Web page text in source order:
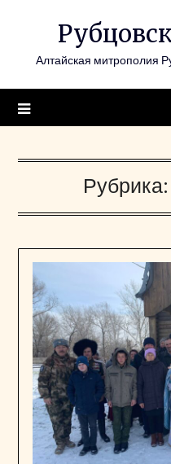
Алтайская митрополия
Рубрика: